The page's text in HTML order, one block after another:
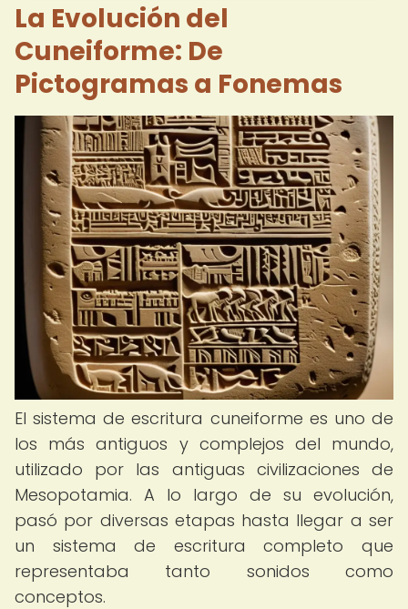
La Evolución del
Cuneiforme: De
Pictogramas a Fonemas
El sistema de escritura cuneiforme es uno de
los más antiguos y complejos del mundo,
utilizado por las antiguas civilizaciones de
Mesopotamia. A lo largo de su evolución,
pasó por diversas etapas hasta llegar a ser
un sistema de escritura completo que
representaba tanto sonidos como
conceptos.